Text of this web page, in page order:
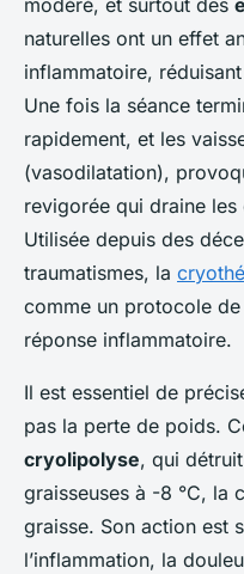
modéré, et surtout des
naturelles ont un effet
inflammatoire,
Une fois la séance
rapidement, et les
(vasodilatation),
revigorée qui draine
Utilisée depuis des
traumatismes, la
comme un protocole
réponse inflammatoire.
Il est essentiel de
pas la perte de poids.
cryolipolyse, qui
graisseuses à -8 °C, la
graisse. Son action est
l’inflammation, la